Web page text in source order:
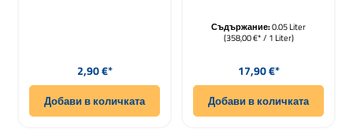
Редовна цена:
2,90 €*
Добави в количката
Съдържание:0.05 Liter
(358,00 €* / 1 Liter)
Редовна цена:
17,90 €*
Добави в количката